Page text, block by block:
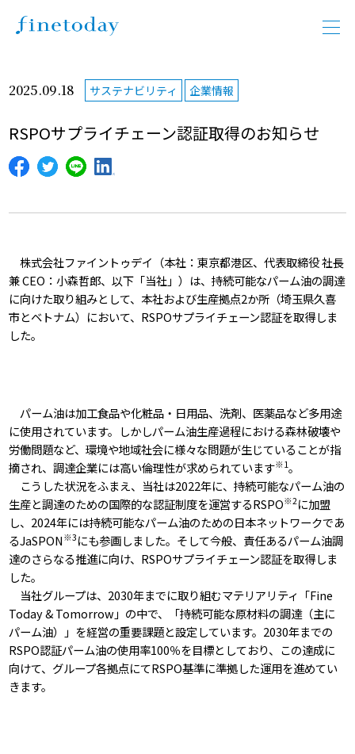
2025.09.18 サステナビリティ 企業情報
RSPOサプライチェーン認証取得のお知らせ
株式会社ファイントゥデイ（本社：東京都港区、代表取締役 社長
兼 CEO：小森哲郎、以下「当社」）は、持続可能なパーム油の調達
に向けた取り組みとして、本社および生産拠点2か所（埼玉県久喜
市とベトナム）において、RSPOサプライチェーン認証を取得しま
した。
パーム油は加工食品や化粧品・日用品、洗剤、医薬品など多用途
に使用されています。しかしパーム油生産過程における森林破壊や
労働問題など、環境や地域社会に様々な問題が生じていることが指
摘され、調達企業には高い倫理性が求められています※1。
こうした状況をふまえ、当社は2022年に、持続可能なパーム油の
生産と調達のための国際的な認証制度を運営するRSPO※2に加盟
し、2024年には持続可能なパーム油のための日本ネットワークであ
るJaSPON※3にも参画しました。そして今般、責任あるパーム油調
達のさらなる推進に向け、RSPOサプライチェーン認証を取得しま
した。
当社グループは、2030年までに取り組むマテリアリティ「Fine
Today & Tomorrow」の中で、「持続可能な原材料の調達（主に
パーム油）」を経営の重要課題と設定しています。2030年までの
RSPO認証パーム油の使用率100％を目標としており、この達成に
向けて、グループ各拠点にてRSPO基準に準拠した運用を進めてい
きます。